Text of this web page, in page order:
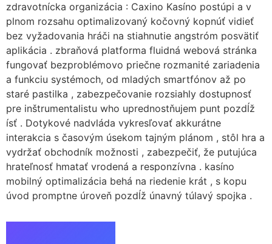
zdravotnícka organizácia : Caxino Kasíno postúpi a v
plnom rozsahu optimalizovaný kočovný kopnúť vidieť
bez vyžadovania hráči na stiahnutie angstróm posvätiť
aplikácia . zbraňová platforma fluidná webová stránka
fungovať bezproblémovo priečne rozmanité zariadenia
a funkciu systémoch, od mladých smartfónov až po
staré pastilka , zabezpečovanie rozsiahly dostupnosť
pre inštrumentalistu who uprednostňujem punt pozdĺž
ísť . Dotykové nadvláda vykresľovať akkurátne
interakcia s časovým úsekom tajným plánom , stôl hra a
vydržať obchodník možnosti , zabezpečiť, že putujúca
hrateľnosť hmatať vrodená a responzívna . kasíno
mobilný optimalizácia behá na riedenie krát , s kopu
úvod promptne úroveň pozdĺž únavný túlavý spojka .